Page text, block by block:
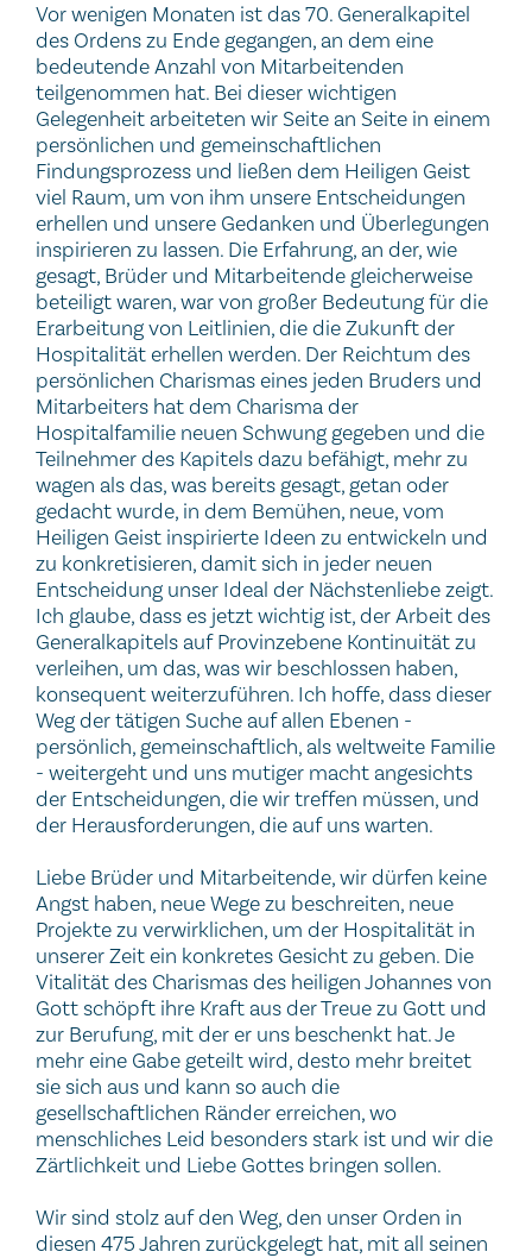
Vor wenigen Monaten ist das 70. Generalkapitel
des Ordens zu Ende gegangen, an dem eine
bedeutende Anzahl von Mitarbeitenden
teilgenommen hat. Bei dieser wichtigen
Gelegenheit arbeiteten wir Seite an Seite in einem
persönlichen und gemeinschaftlichen
Findungsprozess und ließen dem Heiligen Geist
viel Raum, um von ihm unsere Entscheidungen
erhellen und unsere Gedanken und Überlegungen
inspirieren zu lassen. Die Erfahrung, an der, wie
gesagt, Brüder und Mitarbeitende gleicherweise
beteiligt waren, war von großer Bedeutung für die
Erarbeitung von Leitlinien, die die Zukunft der
Hospitalität erhellen werden. Der Reichtum des
persönlichen Charismas eines jeden Bruders und
Mitarbeiters hat dem Charisma der
Hospitalfamilie neuen Schwung gegeben und die
Teilnehmer des Kapitels dazu befähigt, mehr zu
wagen als das, was bereits gesagt, getan oder
gedacht wurde, in dem Bemühen, neue, vom
Heiligen Geist inspirierte Ideen zu entwickeln und
zu konkretisieren, damit sich in jeder neuen
Entscheidung unser Ideal der Nächstenliebe zeigt.
Ich glaube, dass es jetzt wichtig ist, der Arbeit des
Generalkapitels auf Provinzebene Kontinuität zu
verleihen, um das, was wir beschlossen haben,
konsequent weiterzuführen. Ich hoffe, dass dieser
Weg der tätigen Suche auf allen Ebenen -
persönlich, gemeinschaftlich, als weltweite Familie
- weitergeht und uns mutiger macht angesichts
der Entscheidungen, die wir treffen müssen, und
der Herausforderungen, die auf uns warten.
Liebe Brüder und Mitarbeitende, wir dürfen keine
Angst haben, neue Wege zu beschreiten, neue
Projekte zu verwirklichen, um der Hospitalität in
unserer Zeit ein konkretes Gesicht zu geben. Die
Vitalität des Charismas des heiligen Johannes von
Gott schöpft ihre Kraft aus der Treue zu Gott und
zur Berufung, mit der er uns beschenkt hat. Je
mehr eine Gabe geteilt wird, desto mehr breitet
sie sich aus und kann so auch die
gesellschaftlichen Ränder erreichen, wo
menschliches Leid besonders stark ist und wir die
Zärtlichkeit und Liebe Gottes bringen sollen.
Wir sind stolz auf den Weg, den unser Orden in
diesen 475 Jahren zurückgelegt hat, mit all seinen